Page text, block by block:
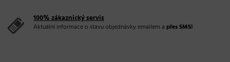
100% zákaznický servis
Aktuální informace o stavu objednávky emailem a přes SMS!